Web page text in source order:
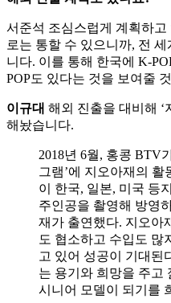
서준석 조심스럽게 계획하
로는 통할 수 있으니까, 전
니다. 이를 통해 한국에 K-
POP도 있다는 것을 보여줄
이규대 해외 진출을 대비해 ‘
해놨습니다.
2018년 6월, 홍콩 BTV
그램’에 지오아재의
이 한국, 일본, 미국 등
주인공을 촬영해 방영
재가 출연했다. 지오아
도 협소하고 수입도 많
고 있어 성공이 기대된
는 용기와 희망을 주고
시니어 모델이 되기를